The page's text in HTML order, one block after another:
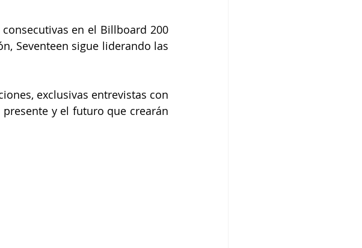
en el Billboard 200
Seventeen sigue liderando las
exclusivas entrevistas con
y el futuro que crearán